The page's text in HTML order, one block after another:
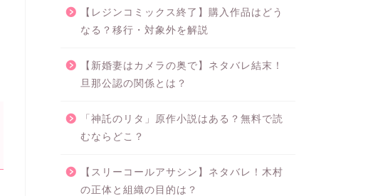
【レジンコミックス終了】購入作品はどう
なる？移行・対象外を解説
【新婚妻はカメラの奥で】ネタバレ結末！
旦那公認の関係とは？
「神託のリタ」原作小説はある？無料で読
むならどこ？
【スリーコールアサシン】ネタバレ！木村
の正体と組織の目的は？